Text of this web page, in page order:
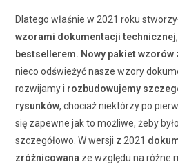
Dlatego właśnie w 2021 roku
wzorami dokumentacji technicznej
bestsellerem. Nowy pakiet wzorów
nieco odświeżyć nasze wzory
rozwijamy i rozbudowujemy
rysunków, chociaż niektórzy po
się zapewne jak to możliwe, żeby było
szczegółowo. W wersji z 2021
zróżnicowana ze względu na różne